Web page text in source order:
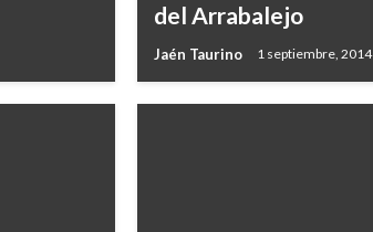
del Arrabalejo
Jaén Taurino 1 septiembre, 2014